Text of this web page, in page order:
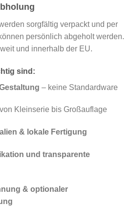
sorgfältig verpackt und per
persönlich abgeholt werden.
und innerhalb der EU.
sind:
– keine Standardware
Kleinserie bis Großauflage
& lokale Fertigung
und transparente
& optionaler